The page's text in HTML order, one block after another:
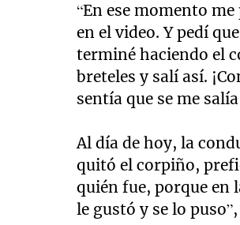
“En ese momento
en el video. Y pedí
terminé haciendo el
breteles y salí así.
sentía que se me
Al día de hoy, la
quitó el corpiño,
quién fue, porque en
le gustó y se lo